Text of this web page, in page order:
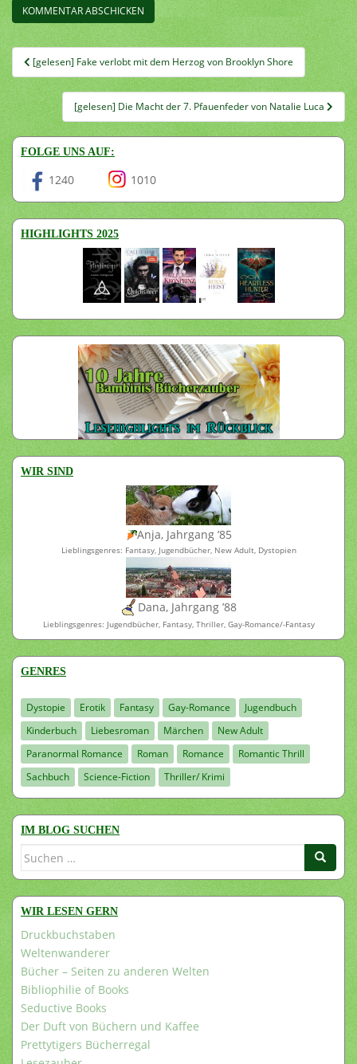
Beitragsnavigation
[gelesen] Fake verlobt mit dem Herzog von Brooklyn Shore
[gelesen] Die Macht der 7. Pfauenfeder von Natalie Luca
FOLGE UNS AUF:
1240 1010
HIGHLIGHTS 2025
WIR SIND
Anja, Jahrgang ’85
Lieblingsgenres: Fantasy, Jugendbücher, New Adult, Dystopien
Dana, Jahrgang ’88
Lieblingsgenres: Jugendbücher, Fantasy, Thriller, Gay-Romance/-Fantasy
GENRES
Dystopie Erotik Fantasy Gay-Romance
Jugendbuch
Kinderbuch
Liebesroman Märchen
New Adult
Paranormal Romance
Roman Romance
Romantic Thrill
Sachbuch
Science-Fiction Thriller/ Krimi
IM BLOG SUCHEN
Suchen
WIR LESEN GERN
Druckbuchstaben
Weltenwanderer
Bücher – Seiten zu anderen Welten
Bibliophilie of Books
Seductive Books
Der Duft von Büchern und Kaffee
Prettytigers Bücherregal